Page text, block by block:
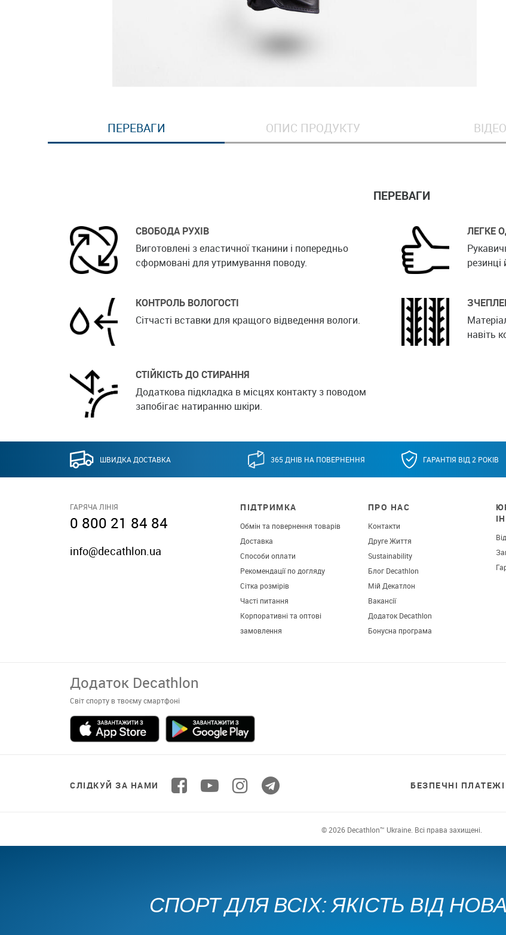
ПЕРЕВАГИ ОПИС ПРОДУКТУ ВІДЕО
ПЕРЕВАГИ
СВОБОДА РУХІВ
Виготовлені з еластичної тканини і попередньо
сформовані для утримування поводу.
ЛЕГКЕ
резинці
КОНТРОЛЬ ВОЛОГОСТІ
Сітчасті вставки для кращого відведення вологи.
навіть
СТІЙКІСТЬ ДО СТИРАННЯ
Додаткова підкладка в місцях контакту з поводом
запобігає натиранню шкіри.
ШВИДКА ДОСТАВКА 365 ДНІВ НА ПОВЕРНЕННЯ ГАРАНТІЯ ВІД 2 РОКІВ
ГАРЯЧА ЛІНІЯ
0 800 21 84 84
info@decathlon.ua
ПІДТРИМКА
Обмін та повернення товарів
Доставка
Способи оплати
Рекомендації по догляду
Сітка розмірів
Часті питання
Корпоративні та оптові
замовлення
ПРО НАС
Контакти
Друге Життя
Sustainability
Блог Decathlon
Мій Декатлон
Вакансії
Додаток Decathlon
Бонусна програма
Додаток Decathlon
Світ спорту в твоєму смартфоні
СЛІДКУЙ ЗА НАМИ БЕЗПЕЧНІ ПЛАТЕЖІ
© 2026 Decathlon™ Ukraine. Всі права захищені.
СПОРТ ДЛЯ ВСІХ: ЯКІСТЬ ВІД